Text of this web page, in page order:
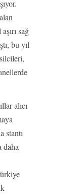
sağ
bu yıl
alıcı
stantı
daha